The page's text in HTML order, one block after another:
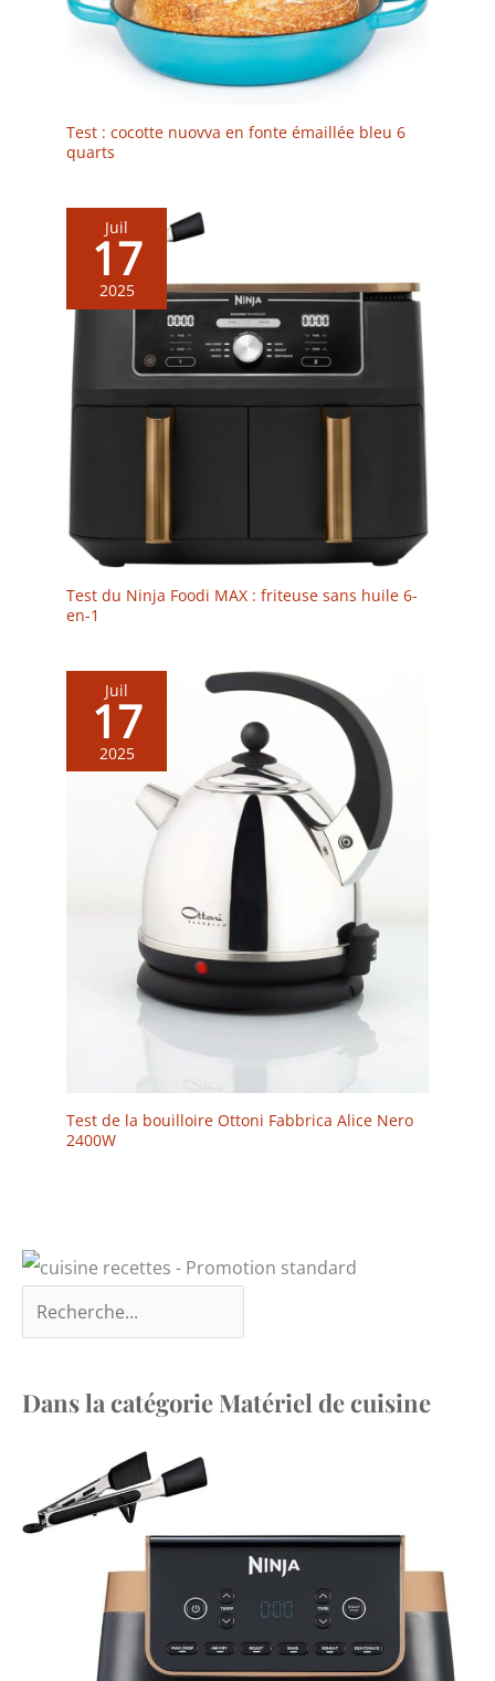
Test : cocotte nuovva en fonte émaillée bleu 6
quarts
Juil
17
2025
Test du Ninja Foodi MAX : friteuse sans huile 6-
en-1
Juil
17
2025
Test de la bouilloire Ottoni Fabbrica Alice Nero
2400W
Dans la catégorie Matériel de cuisine